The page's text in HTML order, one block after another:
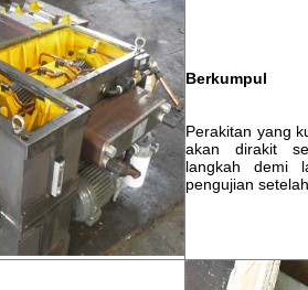
Berkumpul
Perakitan yang
akan dirakit
langkah demi
pengujian